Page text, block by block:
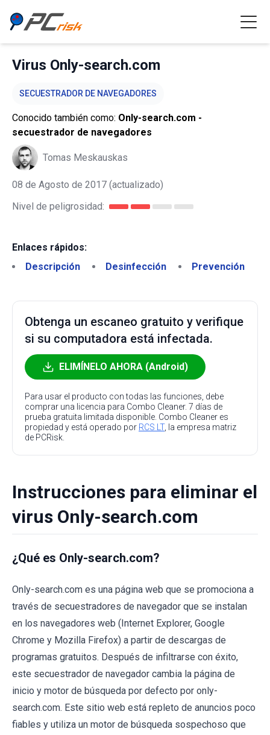
Virus Only-search.com
SECUESTRADOR DE NAVEGADORES
Conocido también como: Only-search.com -
secuestrador de navegadores
Tomas Meskauskas
08 de Agosto de 2017 (actualizado)
Nivel de peligrosidad:
Enlaces rápidos:
Descripción
Desinfección Prevención
Obtenga un escaneo gratuito y verifique
si su computadora está infectada.
ELIMÍNELO AHORA (Android)
Para usar el producto con todas las funciones, debe
comprar una licencia para Combo Cleaner. 7 días de
prueba gratuita limitada disponible. Combo Cleaner es
propiedad y está operado por RCS LT, la empresa matriz
de PCRisk.
Instrucciones para eliminar el
virus Only-search.com
¿Qué es Only-search.com?
Only-search.com es una página web que se promociona a
través de secuestradores de navegador que se instalan
en los navegadores web (Internet Explorer, Google
Chrome y Mozilla Firefox) a partir de descargas de
programas gratuitos. Después de infiltrarse con éxito,
este secuestrador de navegador cambia la página de
inicio y motor de búsqueda por defecto por only-
search.com. Este sitio web está repleto de anuncios poco
fiables y utiliza un motor de búsqueda sospechoso que